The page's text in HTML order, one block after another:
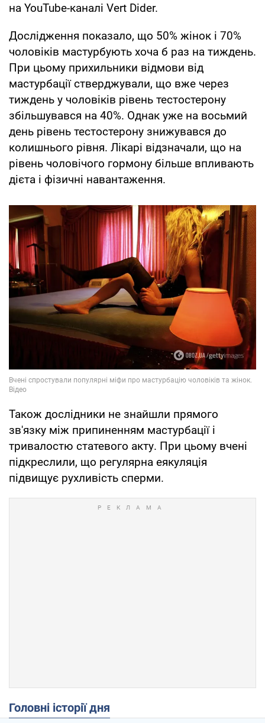
на YouTube-каналі Vert Dider.
Дослідження показало, що 50% жінок і 70%
чоловіків мастурбують хоча б раз на тиждень.
При цьому прихильники відмови від
мастурбації стверджували, що вже через
тиждень у чоловіків рівень тестостерону
збільшувався на 40%. Однак уже на восьмий
день рівень тестостерону знижувався до
колишнього рівня. Лікарі відзначали, що на
рівень чоловічого гормону більше впливають
дієта і фізичні навантаження.
Також дослідники не знайшли прямого
зв'язку між припиненням мастурбації і
тривалостю статевого акту. При цьому вчені
підкреслили, що регулярна еякуляція
підвищує рухливість сперми.
Головні історії дня